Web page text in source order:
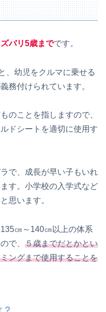
バリ5歳までです。
、幼児をクルマに乗せる
務付けられています。
のことを指しますので、
ドシートを適切に使用す
で、成長が早い子もいれ
す。小学校の入学式など
思います。
㎝～140㎝以上の体系
で、 ５歳までだとかとい
ングまで使用することを